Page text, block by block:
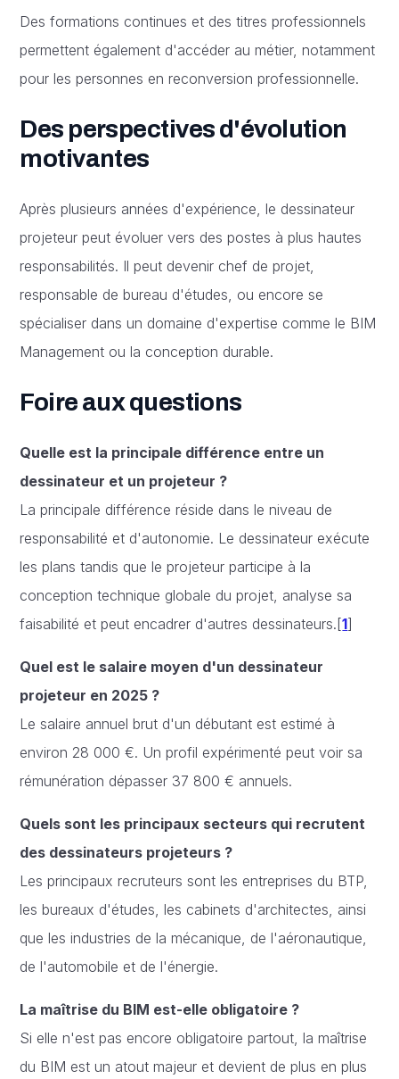
Des formations continues et des titres professionnels
permettent également d'accéder au métier, notamment
pour les personnes en reconversion professionnelle.
Des perspectives d'évolution
motivantes
Après plusieurs années d'expérience, le dessinateur
projeteur peut évoluer vers des postes à plus hautes
responsabilités. Il peut devenir chef de projet,
responsable de bureau d'études, ou encore se
spécialiser dans un domaine d'expertise comme le BIM
Management ou la conception durable.
Foire aux questions
Quelle est la principale différence entre un
dessinateur et un projeteur ?
La principale différence réside dans le niveau de
responsabilité et d'autonomie. Le dessinateur exécute
les plans tandis que le projeteur participe à la
conception technique globale du projet, analyse sa
faisabilité et peut encadrer d'autres dessinateurs.[1]
Quel est le salaire moyen d'un dessinateur
projeteur en 2025 ?
Le salaire annuel brut d'un débutant est estimé à
environ 28 000 €. Un profil expérimenté peut voir sa
rémunération dépasser 37 800 € annuels.
Quels sont les principaux secteurs qui recrutent
des dessinateurs projeteurs ?
Les principaux recruteurs sont les entreprises du BTP,
les bureaux d'études, les cabinets d'architectes, ainsi
que les industries de la mécanique, de l'aéronautique,
de l'automobile et de l'énergie.
La maîtrise du BIM est-elle obligatoire ?
Si elle n'est pas encore obligatoire partout, la maîtrise
du BIM est un atout majeur et devient de plus en plus